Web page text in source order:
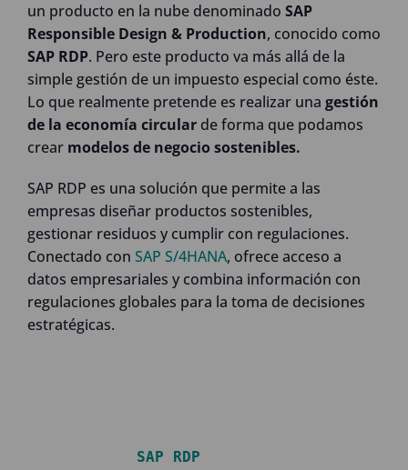
un producto en la nube denominado SAP
Responsible Design & Production, conocido como
SAP RDP. Pero este producto va más allá de la
simple gestión de un impuesto especial como éste.
Lo que realmente pretende es realizar una gestión
de la economía circular de forma que podamos
crear modelos de negocio sostenibles.
SAP RDP es una solución que permite a las
empresas diseñar productos sostenibles,
gestionar residuos y cumplir con regulaciones.
Conectado con SAP S/4HANA, ofrece acceso a
datos empresariales y combina información con
regulaciones globales para la toma de decisiones
estratégicas.
SAP RDP